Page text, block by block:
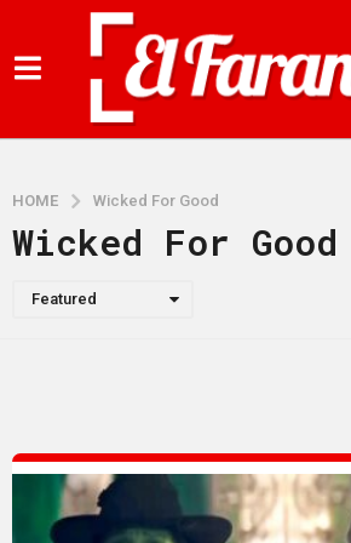
HOME Wicked For Good
Wicked For Good
Featured